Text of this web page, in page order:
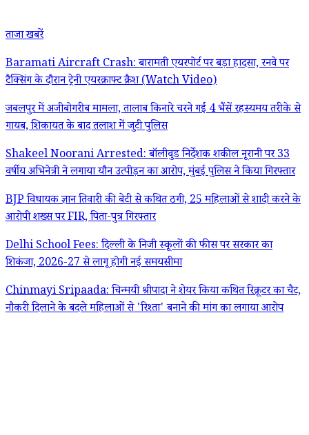
ताजा खबरें
Baramati Aircraft Crash: बारामती एयरपोर्ट पर बड़ा हादसा, रनवे पर
टैक्सिंग के दौरान ट्रेनी एयरक्राफ्ट क्रैश (Watch Video)
जबलपुर में अजीबोगरीब मामला, तालाब किनारे चरने गईं 4 भैंसें रहस्यमय तरीके से
गायब, शिकायत के बाद तलाश में जुटी पुलिस
Shakeel Noorani Arrested: बॉलीवुड निर्देशक शकील नूरानी पर 33
वर्षीय अभिनेत्री ने लगाया यौन उत्पीड़न का आरोप, मुंबई पुलिस ने किया गिरफ्तार
BJP विधायक ज्ञान तिवारी की बेटी से कथित ठगी, 25 महिलाओं से शादी करने के
आरोपी शख्स पर FIR, पिता-पुत्र गिरफ्तार
Delhi School Fees: दिल्ली के निजी स्कूलों की फीस पर सरकार का
शिकंजा, 2026-27 से लागू होगी नई समयसीमा
Chinmayi Sripaada: चिन्मयी श्रीपादा ने शेयर किया कथित रिक्रूटर का चैट,
नौकरी दिलाने के बदले महिलाओं से 'रिश्ता' बनाने की मांग का लगाया आरोप